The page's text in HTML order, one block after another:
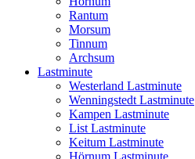
Rantum
Morsum
Tinnum
Archsum
Lastminute
Westerland Lastminute
Wenningstedt Lastminute
Kampen Lastminute
List Lastminute
Keitum Lastminute
Hörnum Lastminute